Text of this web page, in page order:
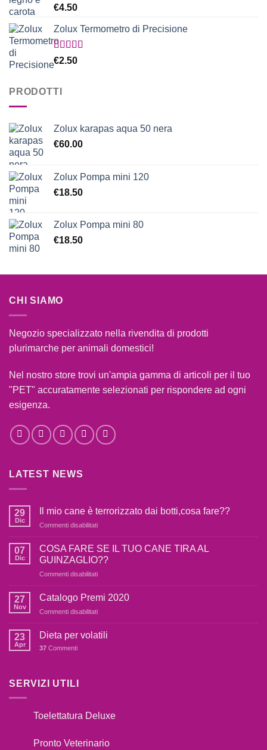
Valutato
€4.50
Zolux Termometro di Precisione
Valutato
5.00
€2.50
PRODOTTI
Zolux karapas aqua 50 nera
€60.00
Zolux Pompa mini 120
€18.50
Zolux Pompa mini 80
€18.50
CHI SIAMO
Negozio specializzato nella rivendita di prodotti
plurimarche per animali domestici!
Nel nostro store trovi un'ampia gamma di articoli per il tuo
"PET" accuratamente selezionati per rispondere ad ogni
esigenza.
LATEST NEWS
29
Dic
Il mio cane è terrorizzato dai botti,cosa fare??
Commenti disabilitatisu
mio
cane
è
terrorizzato
botti,cosa
07
Dic
COSA FARE SE IL TUO CANE TIRA AL
GUINZAGLIO??
Commenti disabilitatisu
FARE
IL
CANE
27
Nov
Catalogo Premi 2020
Commenti disabilitatisu
Premi
23
Apr
Dieta per volatili
37 Commenti
SERVIZI UTILI
Toelettatura Deluxe
Pronto Veterinario